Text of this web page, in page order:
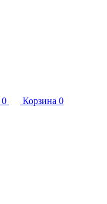
0 Корзина 0